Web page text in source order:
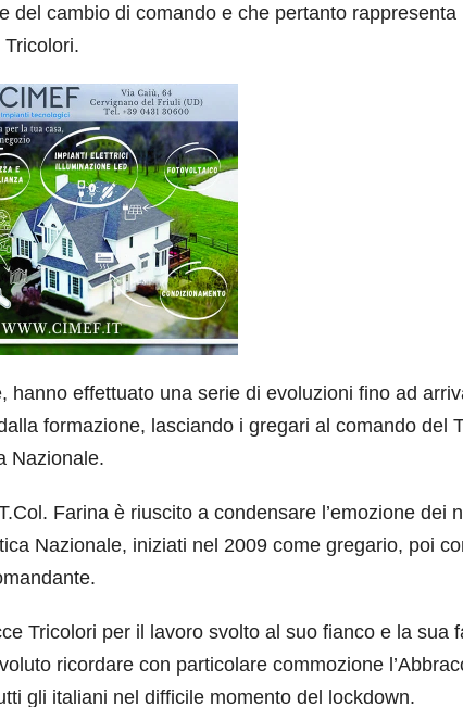
del cambio di comando e che pertanto rappresenta
effettuato una serie di evoluzioni fino ad
formazione, lasciando i gregari al comando del
Nazionale.
Farina è riuscito a condensare l’emozione dei
Nazionale, iniziati nel 2009 come gregario, poi
Tricolori per il lavoro svolto al suo fianco e la sua
ricordare con particolare commozione
gli italiani nel difficile momento del lockdown.